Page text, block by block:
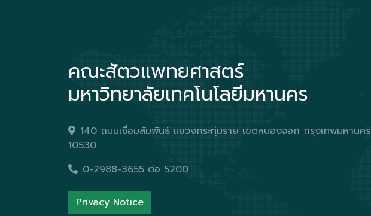
คณะสัตวแพทยศาสตร์
มหาวิทยาลัยเทคโนโลยีมหานคร
140 ถนนเชื่อมสัมพันธ์ แขวงกระทุ่มราย เขตหนองจอก กรุงเทพมหานคร
10530
0-2988-3655 ต่อ 5200
Privacy Notice